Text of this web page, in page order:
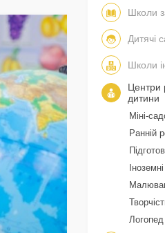
Школи
Дитячі
Школи
Центри
дитини
Міні-
Ранній
Логопед